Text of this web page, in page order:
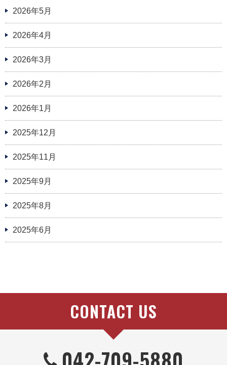
2026年5月
2026年4月
2026年3月
2026年2月
2026年1月
2025年12月
2025年11月
2025年9月
2025年8月
2025年6月
CONTACT US